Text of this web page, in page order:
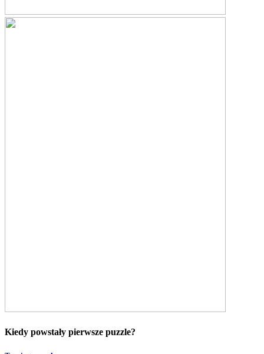
Kiedy powstały pierwsze puzzle?